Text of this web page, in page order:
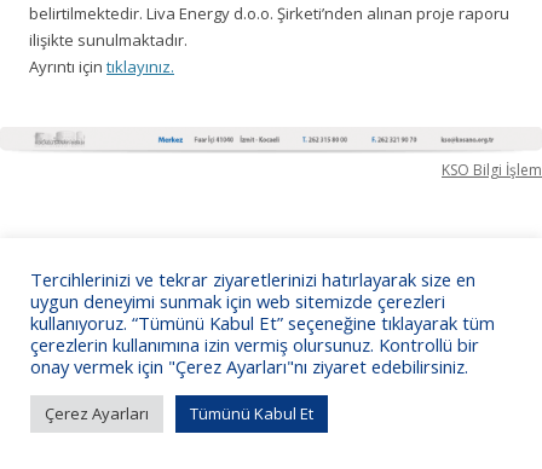
belirtilmektedir. Liva Energy d.o.o. Şirketi’nden alınan proje raporu
ilişikte sunulmaktadır.
Ayrıntı için tıklayınız.
KSO Bilgi İşlem
Tercihlerinizi ve tekrar ziyaretlerinizi hatırlayarak size en
uygun deneyimi sunmak için web sitemizde çerezleri
kullanıyoruz. “Tümünü Kabul Et” seçeneğine tıklayarak tüm
çerezlerin kullanımına izin vermiş olursunuz. Kontrollü bir
onay vermek için "Çerez Ayarları"nı ziyaret edebilirsiniz.
Çerez Ayarları Tümünü Kabul Et